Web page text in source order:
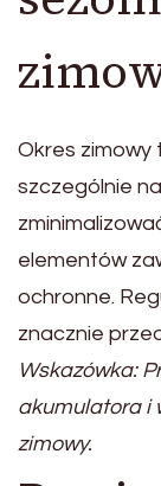
Okres
szczególnie
elementów
ochronne.
znacznie
Wskazówka:
akumulatora i
zimowy.